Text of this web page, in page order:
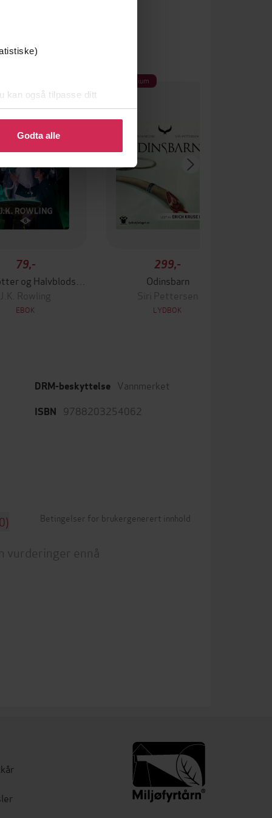
kan også tilpasse ditt
eller endre ditt samtykke.
Godta alle
79,-
J.K. Rowling
EBOK
Premium
299,-
Odinsbarn
Siri Pettersen
LYDBOK
DRM-beskyttelse Vannmerket
ISBN 9788203254062
Betingelser for brukergenerert innhold
vurderinger ennå